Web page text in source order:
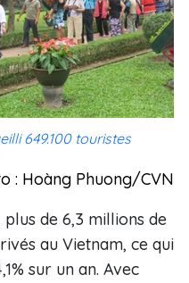
649.100 touristes
: Hoàng Phuong/CVN
plus de 6,3 millions de
au Vietnam, ce qui
sur un an. Avec